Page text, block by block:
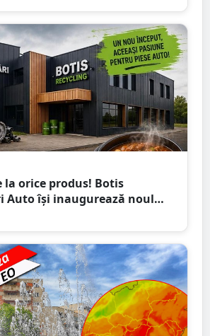
la orice produs! Botis
Auto își inaugurează noul
Mare